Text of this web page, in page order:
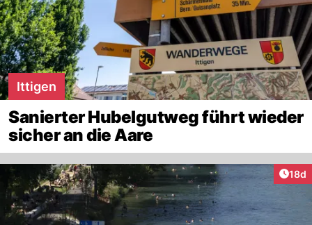
Ittigen
Sanierter Hubelgutweg führt wieder
sicher an die Aare
18d